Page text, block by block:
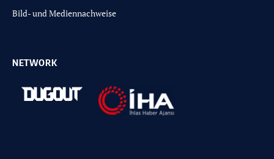
Bild- und Mediennachweise
NETWORK